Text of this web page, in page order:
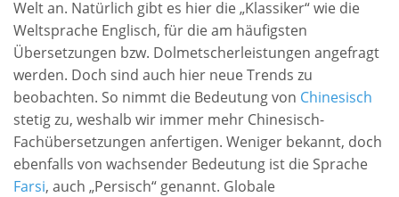
Welt an. Natürlich gibt es hier die „Klassiker“ wie die
Weltsprache Englisch, für die am häufigsten
Übersetzungen bzw. Dolmetscherleistungen angefragt
werden. Doch sind auch hier neue Trends zu
beobachten. So nimmt die Bedeutung von Chinesisch
stetig zu, weshalb wir immer mehr Chinesisch-
Fachübersetzungen anfertigen. Weniger bekannt, doch
ebenfalls von wachsender Bedeutung ist die Sprache
Farsi, auch „Persisch“ genannt. Globale